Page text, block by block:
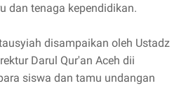
dan tenaga kependidikan.
disampaikan oleh Ustadz
Darul Qur'an Aceh dii
siswa dan tamu undangan